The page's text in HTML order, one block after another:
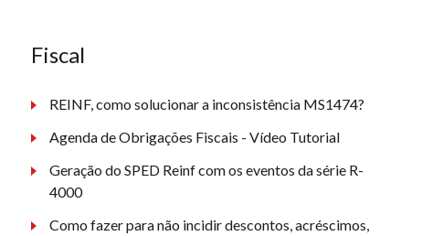
Fiscal
REINF, como solucionar a inconsistência MS1474?
Agenda de Obrigações Fiscais - Vídeo Tutorial
Geração do SPED Reinf com os eventos da série R-
4000
Como fazer para não incidir descontos, acréscimos,